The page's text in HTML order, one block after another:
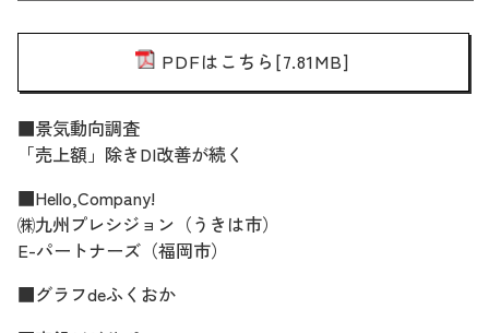
PDFはこちら[7.81MB]
■景気動向調査
「売上額」除きDI改善が続く
■Hello,Company!
㈱九州プレシジョン（うきは市）
E-パートナーズ（福岡市）
■グラフdeふくおか